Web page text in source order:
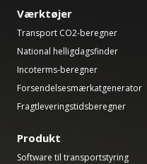
Værktøjer
Transport CO2-beregner
National helligdagsfinder
Incoterms-beregner
Forsendelsesmærkatgenerator
Fragtleveringstidsberegner
Produkt
Software til transportstyring